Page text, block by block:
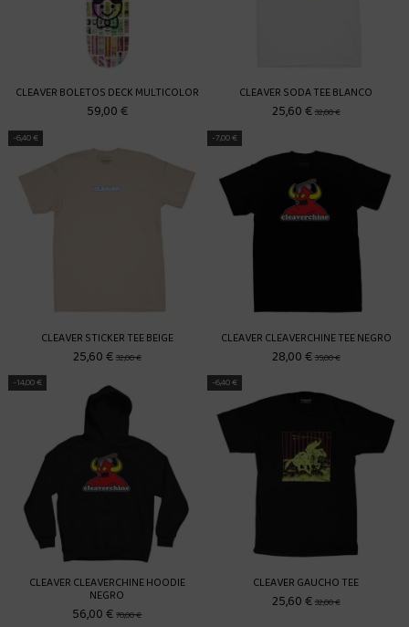
CLEAVER BOLETOS DECK MULTICOLOR
59,00 €
CLEAVER SODA TEE BLANCO
25,60 €32,00 €
-6,40 €
CLEAVER STICKER TEE BEIGE
25,60 €32,00 €
-7,00 €
CLEAVER CLEAVERCHINE TEE NEGRO
28,00 €35,00 €
-14,00 €
CLEAVER CLEAVERCHINE HOODIE
NEGRO
56,00 €70,00 €
-6,40 €
CLEAVER GAUCHO TEE
25,60 €32,00 €